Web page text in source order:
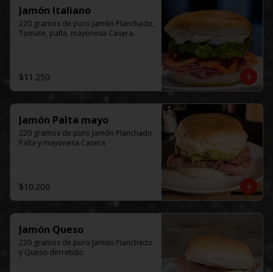
Jamón Italiano
220 gramos de puro Jamón Planchado,
Tomate, palta, mayonesa Casera.
$11.250
Jamón Palta mayo
220 gramos de puro Jamón Planchado,
Palta y mayonesa Casera
$10.200
Jamón Queso
220 gramos de puro Jamón Planchado
y Queso derretido.